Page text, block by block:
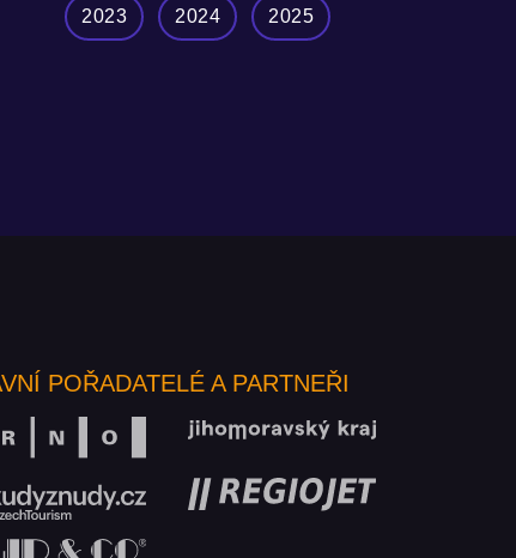
2023 2024 2025
POŘADATELÉ A PARTNEŘI